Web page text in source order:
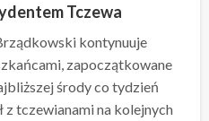
Tczewa
kontynuuje
zapoczątkowane
środy co tydzień
z tczewianami na kolejnych